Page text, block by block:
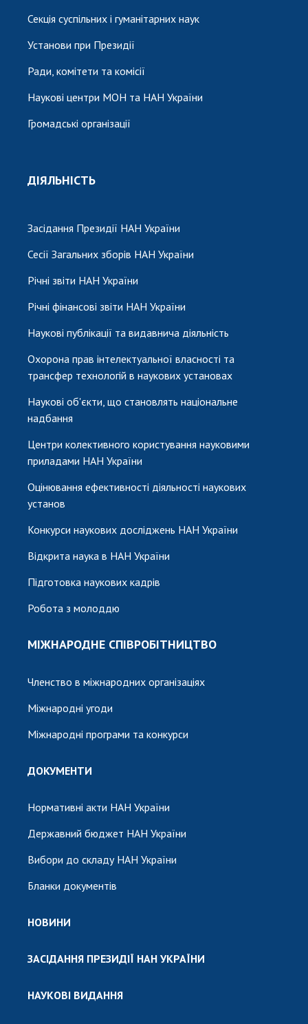
Секція суспільних і гуманітарних наук
Установи при Президії
Ради, комітети та комісії
Наукові центри МОН та НАН України
Громадські організації
ДІЯЛЬНІСТЬ
Засідання Президії НАН України
Сесії Загальних зборів НАН України
Річні звіти НАН України
Річні фінансові звіти НАН України
Наукові публікації та видавнича діяльність
Охорона прав інтелектуальної власності та
трансфер технологій в наукових установах
Наукові об'єкти, що становлять національне
надбання
Центри колективного користування науковими
приладами НАН України
Оцінювання ефективності діяльності наукових
установ
Конкурси наукових досліджень НАН України
Відкрита наука в НАН України
Підготовка наукових кадрів
Робота з молоддю
МІЖНАРОДНЕ СПІВРОБІТНИЦТВО
Членство в міжнародних організаціях
Міжнародні угоди
Міжнародні програми та конкурси
ДОКУМЕНТИ
Нормативні акти НАН України
Державний бюджет НАН України
Вибори до складу НАН України
Бланки документів
НОВИНИ
ЗАСІДАННЯ ПРЕЗИДІЇ НАН УКРАЇНИ
НАУКОВІ ВИДАННЯ